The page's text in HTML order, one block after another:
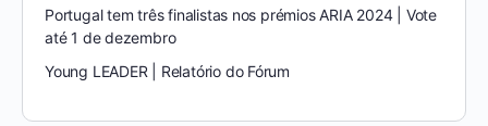
Portugal tem três finalistas nos prémios ARIA 2024 | Vote
até 1 de dezembro
Young LEADER | Relatório do Fórum